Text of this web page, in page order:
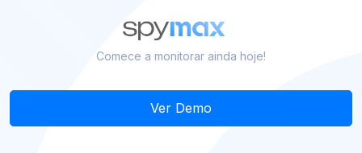
Comece a monitorar ainda hoje!
Ver Demo